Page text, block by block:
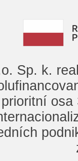
Sp. k.